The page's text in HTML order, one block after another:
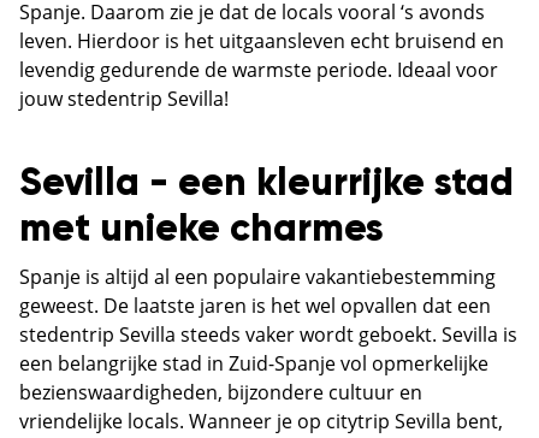
Spanje. Daarom zie je dat de locals vooral ‘s avonds
leven. Hierdoor is het uitgaansleven echt bruisend en
levendig gedurende de warmste periode. Ideaal voor
jouw stedentrip Sevilla!
Sevilla - een kleurrijke stad
met unieke charmes
Spanje is altijd al een populaire vakantiebestemming
geweest. De laatste jaren is het wel opvallen dat een
stedentrip Sevilla steeds vaker wordt geboekt. Sevilla is
een belangrijke stad in Zuid-Spanje vol opmerkelijke
bezienswaardigheden, bijzondere cultuur en
vriendelijke locals. Wanneer je op citytrip Sevilla bent,